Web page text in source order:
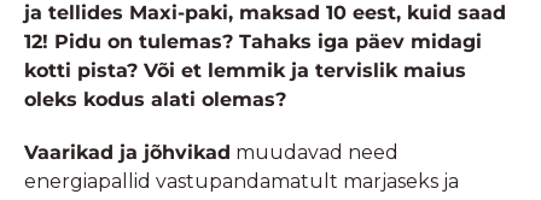
ja tellides Maxi-paki, maksad 10 eest, kuid saad
12! Pidu on tulemas? Tahaks iga päev midagi
kotti pista? Või et lemmik ja tervislik maius
oleks kodus alati olemas?
Vaarikad ja jõhvikad muudavad need
energiapallid vastupandamatult marjaseks ja